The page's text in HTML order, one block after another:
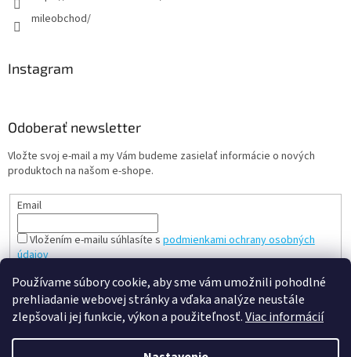
Používame súbory cookie, aby sme vám umožnili pohodlné
prehliadanie webovej stránky a vďaka analýze neustále
zlepšovali jej funkcie, výkon a použiteľnosť.Viac informácií
mileobchod/
Instagram
Odoberať newsletter
Vložte svoj e-mail a my Vám budeme zasielať informácie o nových
produktoch na našom e-shope.
Email
Vložením e-mailu súhlasíte s podmienkami ochrany osobných
údajov
PRIHLÁSIŤ SA